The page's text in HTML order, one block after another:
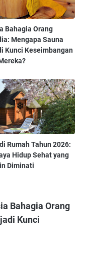
Bahagia Orang
Mengapa Sauna
Kunci Keseimbangan
Rumah Tahun 2026:
Hidup Sehat yang
Diminati
Bahagia Orang
Kunci